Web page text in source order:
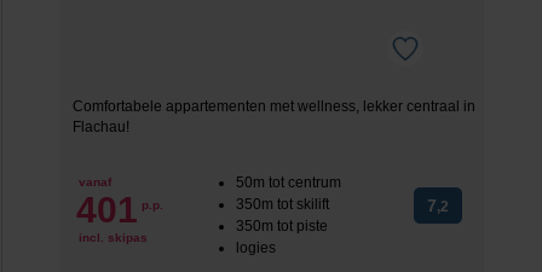
Comfortabele appartementen met wellness, lekker centraal in
Flachau!
vanaf
401 p.p.
incl. skipas
50m tot centrum
350m tot skilift
350m tot piste
logies
7,2